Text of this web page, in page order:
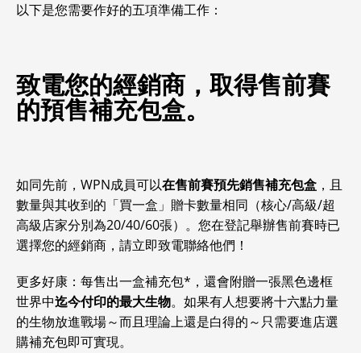
以下是您需要作好的五項準備工作：
致電您的經銷商，取得售前賽
的預售補充包盒。
如同先前，WPN成員可以在售前賽預先銷售補充包盒 ，且
數量與其收到的「買一盒」贈卡數量相同（核心/高級/超
高級店家分別為20/40/60張）。您在登記舉辦售前賽時已
選擇您的經銷商，請立即致電聯絡他們！
更多好康：每售出一盒補充包*，還會附贈一張黑色邊框
世界中迄今付印的最大生物。如果有人想要將十六點力量
的生物放進戰場～而且理論上還是白得的～只需要進店選
購補充包即可實現。